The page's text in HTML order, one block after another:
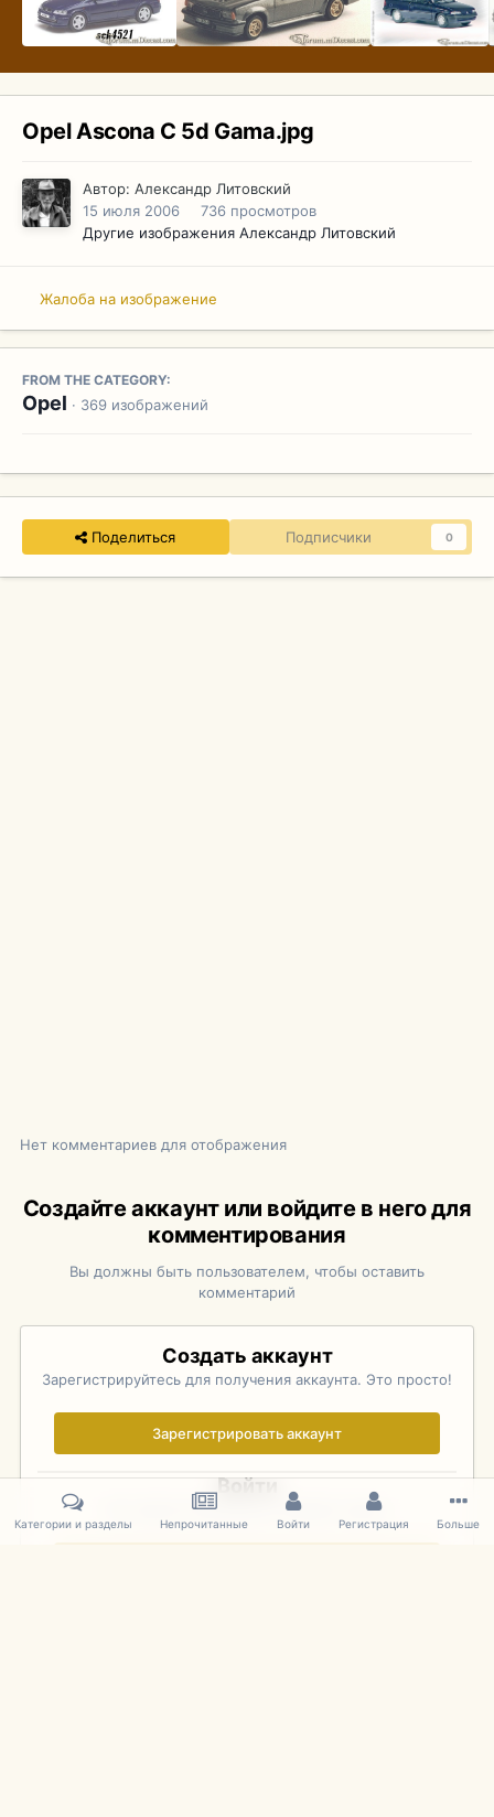
Opel Ascona C 5d Gama.jpg
Автор: Александр Литовский
15 июля 2006
736 просмотров
Другие изображения Александр Литовский
Жалоба на изображение
FROM THE CATEGORY:
Opel · 369 изображений
Поделиться Подписчики 0
Нет комментариев для отображения
Создайте аккаунт или войдите в него для
комментирования
Вы должны быть пользователем, чтобы оставить
комментарий
Создать аккаунт
Зарегистрируйтесь для получения аккаунта. Это просто!
Зарегистрировать аккаунт
Войти
Уже зарегистрированы? Войдите здесь.
Категории и разделы Непрочитанные Войти Регистрация Больше